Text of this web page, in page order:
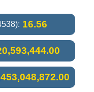
16.56